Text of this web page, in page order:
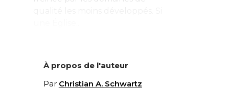
À propos de l'auteur
Par Christian A. Schwartz